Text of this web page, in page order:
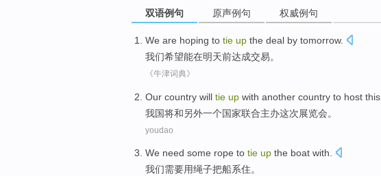
双语例句 原声例句 权威例句
We are hoping to tie up the deal by tomorrow.
我们希望能在明天前达成交易。
《牛津词典》
Our country will tie up with another country to host this
我国将和另外一个国家联合主办这次展览会。
youdao
We need some rope to tie up the boat with.
我们需要用绳子把船系住。